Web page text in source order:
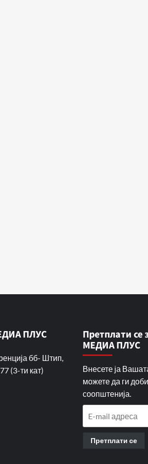
ПЛУС
бб- Штип,
(3-ти кат)
Претплати се
МЕДИА ПЛУС
Внесете ја
можете да ги
соопштенија.
Претплати се